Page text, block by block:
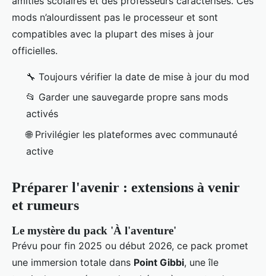
mods n’alourdissent pas le processeur et sont
compatibles avec la plupart des mises à jour
officielles.
🔧 Toujours vérifier la date de mise à jour du mod
📂 Garder une sauvegarde propre sans mods
activés
🌐 Privilégier les plateformes avec communauté
active
Préparer l'avenir : extensions à venir
et rumeurs
Le mystère du pack 'À l'aventure'
Prévu pour fin 2025 ou début 2026, ce pack promet
une immersion totale dans Point Gibbi, une île